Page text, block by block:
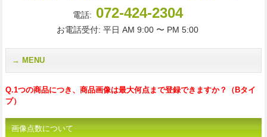
電話: 072-424-2304
お電話受付: 平日 AM 9:00 〜 PM 5:00
MENU
Q.1つの商品につき、商品画像は最大何点まで登録できますか？（Bタイ
プ）
画像点数について